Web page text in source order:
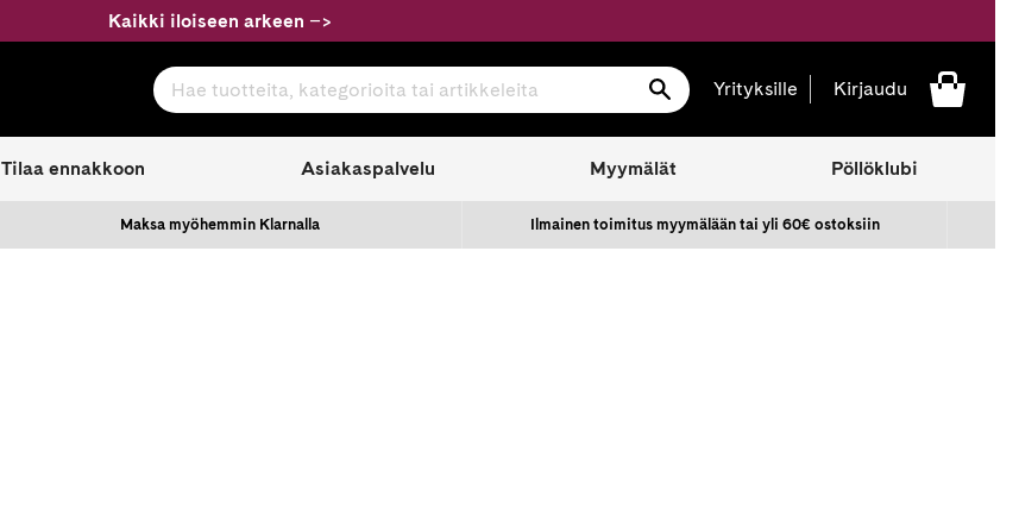
Kaikki iloiseen arkeen –>
Hae tuotteita, kategorioita tai artikkeleita
Hae Yrityksille Kirjaudu
Tilaa ennakkoon Asiakaspalvelu Myymälät Pöllöklubi
Maksa myöhemmin Klarnalla Ilmainen toimitus myymälään tai yli 60€ ostoksiin